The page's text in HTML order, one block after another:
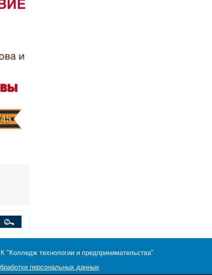
технологии и предпринимательства"
персональных данных